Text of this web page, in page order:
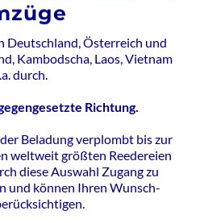
Deutschland, Österreich und
Kambodscha, Laos, Vietnam
durch.
Richtung.
Beladung verplombt bis zur
weltweit größten Reedereien
diese Auswahl Zugang zu
und können Ihren Wunsch-